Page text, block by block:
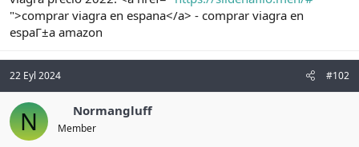
n
">comprar viagra en espana</a> - comprar viagra en
espaГ±a amazon
22 Eyl 2024 #102
N Normangluff
Member